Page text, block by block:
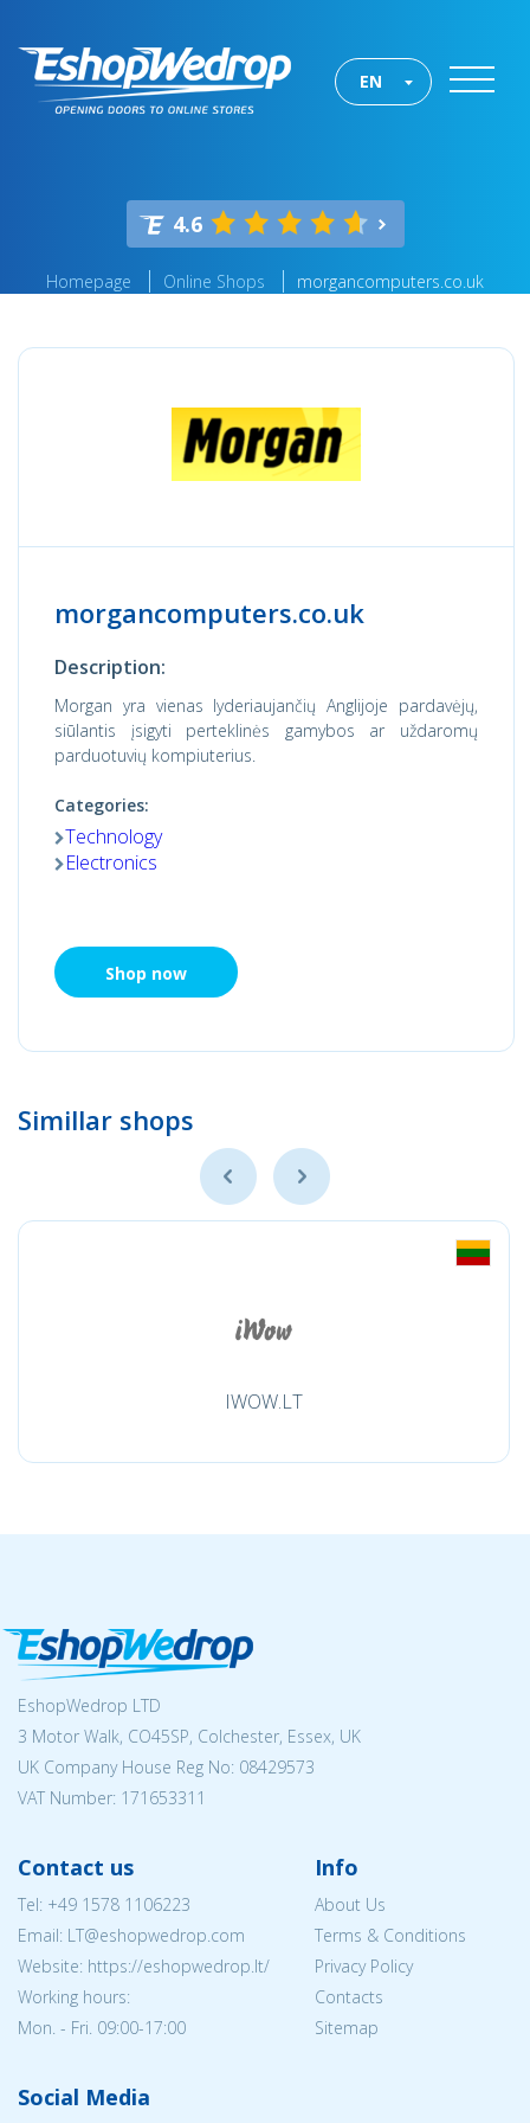
EN
4.6
Homepage Online Shops morgancomputers.co.uk
morgancomputers.co.uk
Description:
Morgan yra vienas lyderiaujančių Anglijoje pardavėjų,
siūlantis įsigyti perteklinės gamybos ar uždaromų
parduotuvių kompiuterius.
Categories:
Technology
Electronics
Shop now
Simillar shops
IWOW.LT
EshopWedrop LTD
3 Motor Walk, CO45SP, Colchester, Essex, UK
UK Company House Reg No: 08429573
VAT Number: 171653311
Contact us
Tel: +49 1578 1106223
Email: LT@eshopwedrop.com
Website: https://eshopwedrop.lt/
Working hours:
Mon. - Fri. 09:00-17:00
Info
About Us
Terms & Conditions
Privacy Policy
Contacts
Sitemap
Social Media